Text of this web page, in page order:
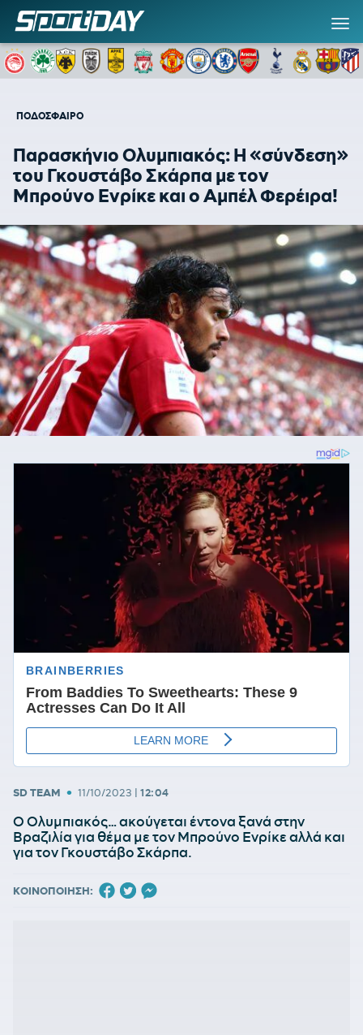
ΠΟΔΟΣΦΑΙΡΟ
Παρασκήνιο Ολυμπιακός: Η «σύνδεση»
του Γκουστάβο Σκάρπα με τον
Μπρούνο Ενρίκε και ο Αμπέλ Φερέιρα!
SD TEAM • 11/10/2023 | 12:04
Ο Ολυμπιακός… ακούγεται έντονα ξανά στην
Βραζιλία για θέμα με τον Μπρούνο Ενρίκε αλλά και
για τον Γκουστάβο Σκάρπα.
ΚΟΙΝΟΠΟΙΗΣΗ: